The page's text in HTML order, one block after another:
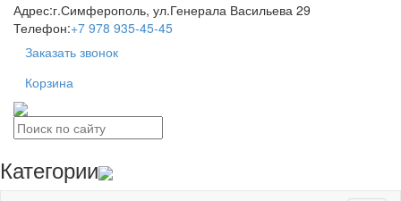
Адрес:г.Симферополь, ул.Генерала Васильева 29
Телефон:+7 978 935-45-45
Заказать звонок
Корзина
Категории